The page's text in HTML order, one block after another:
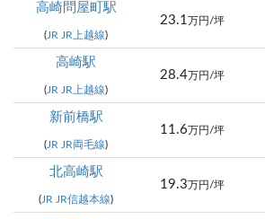
高崎問屋町駅
(JR JR上越線)
23.1 万円/坪
高崎駅
(JR JR上越線)
28.4 万円/坪
新前橋駅
(JR JR両毛線)
11.6 万円/坪
北高崎駅
(JR JR信越本線)
19.3 万円/坪